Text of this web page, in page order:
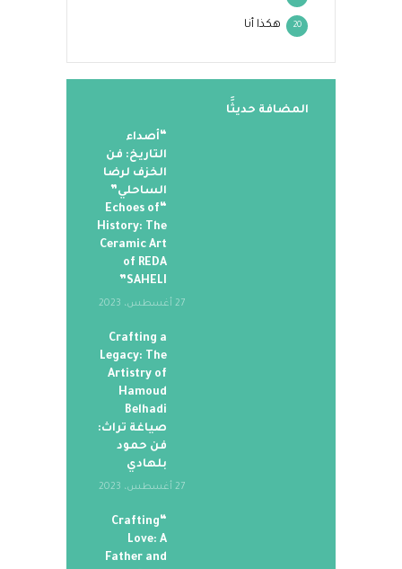
هكذا أنا 20
المضافة حديثََا
“أصداء
التاريخ: فن
الخزف لرضا
الساحلي”
“Echoes of
History: The
Ceramic Art
of REDA
SAHELI”
27 أغسطس، 2023
Crafting a
Legacy: The
Artistry of
Hamoud
Belhadi
صياغة تراث:
فن حمود
بلهادي
27 أغسطس، 2023
“Crafting
Love: A
Father and